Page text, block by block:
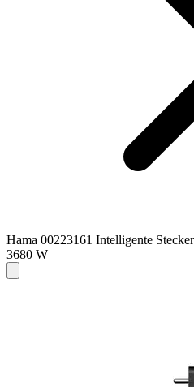
Hama 00223161 Intelligente
3680 W